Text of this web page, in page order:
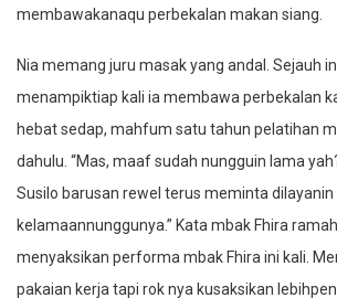
membawakanaqu perbekalan makan siang.
Nia memang juru masak yang andal. Sejauh
menampiktiap kali ia membawa perbekalan
hebat sedap, mahfum satu tahun pelatihan
dahulu. “Mas, maaf sudah nungguin lama
Susilo barusan rewel terus meminta dilayanin
kelamaannunggunya.” Kata mbak Fhira
menyaksikan performa mbak Fhira ini kali.
pakaian kerja tapi rok nya kusaksikan